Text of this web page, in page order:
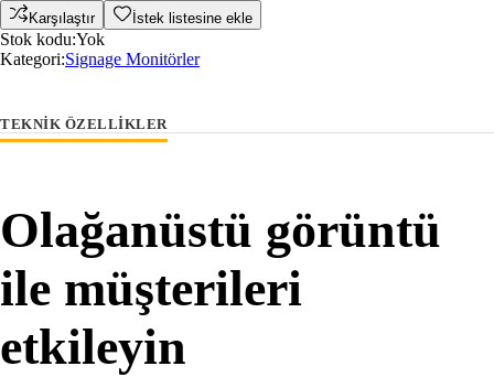
Karşılaştır
İstek listesine ekle
Stok kodu:Yok
Kategori:Signage Monitörler
TEKNIK ÖZELLIKLER
Olağanüstü görüntü
ile müşterileri
etkileyin